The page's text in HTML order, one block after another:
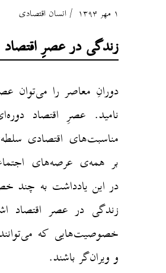
۱ مهر ۱۳۹۴ انسان اقتصادی
زندگی در عصرِ اقتصاد
دورانِ معاصر را می‌توان
نامید. عصرِ اقتصاد
مناسبت‌های اقتصادی
بر همه‌ی عرصه‌های
در این یادداشت به چند
زندگی در عصر اقتصاد
خصوصیت‌هایی که
و ویران‌گر باشند.